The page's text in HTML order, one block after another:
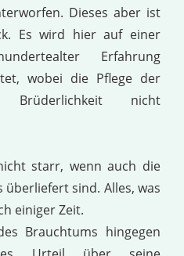
Dieses aber ist
Es wird hier auf einer
Erfahrung
wobei die Pflege der
Brüderlichkeit nicht
starr, wenn auch die
überliefert sind. Alles, was
einiger Zeit.
Brauchtums hingegen